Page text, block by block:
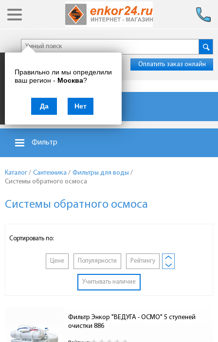
Правильно ли мы определили
ваш регион - Москва?
Да Нет
Оплатить заказ онлайн
Каталог товаров
Фильтр
Каталог / Сантехника / Фильтры для воды /
Системы обратного осмоса
Системы обратного осмоса
Сортировать по:
Цене Популярности Рейтингу
Учитывать наличие
Фильтр Энкор "ВЕДУГА - ОСМО" 5 ступеней
очистки 886